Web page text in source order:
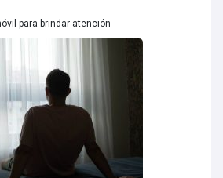
para brindar atención